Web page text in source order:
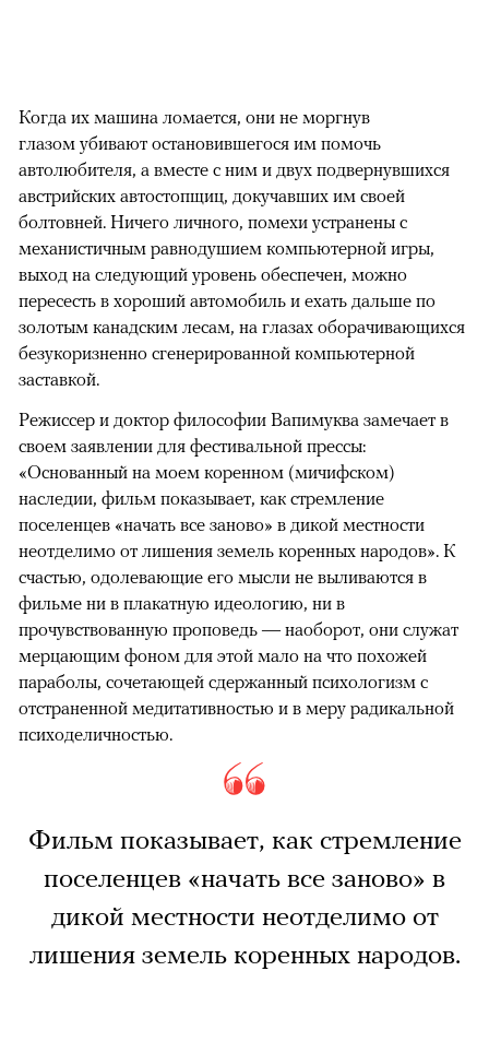
Когда их машина ломается, они не моргнув
глазом убивают остановившегося им помочь
автолюбителя, а вместе с ним и двух подвернувшихся
австрийских автостопщиц, докучавших им своей
болтовней. Ничего личного, помехи устранены с
механистичным равнодушием компьютерной игры,
выход на следующий уровень обеспечен, можно
пересесть в хороший автомобиль и ехать дальше по
золотым канадским лесам, на глазах оборачивающихся
безукоризненно сгенерированной компьютерной
заставкой.
Режиссер и доктор философии Вапимуква замечает в
своем заявлении для фестивальной прессы:
«Основанный на моем коренном (мичифском)
наследии, фильм показывает, как стремление
поселенцев «начать все заново» в дикой местности
неотделимо от лишения земель коренных народов». К
счастью, одолевающие его мысли не выливаются в
фильме ни в плакатную идеологию, ни в
прочувствованную проповедь — наоборот, они служат
мерцающим фоном для этой мало на что похожей
параболы, сочетающей сдержанный психологизм с
отстраненной медитативностью и в меру радикальной
психоделичностью.
Фильм показывает, как стремление
поселенцев «начать все заново» в
дикой местности неотделимо от
лишения земель коренных народов.